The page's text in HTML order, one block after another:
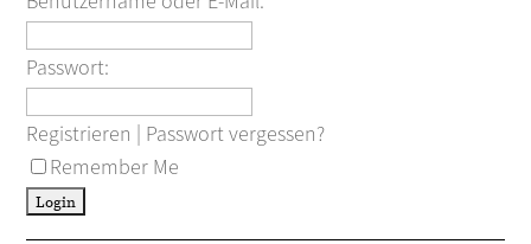
Passwort:
Registrieren | Passwort vergessen?
Remember Me